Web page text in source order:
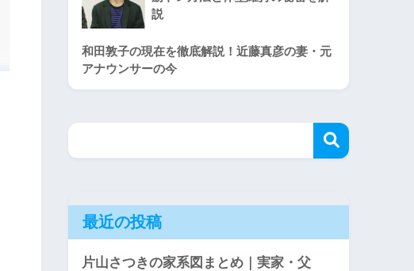
説
和田敦子の現在を徹底解説！近藤真彦の妻・元
アナウンサーの今
最近の投稿
片山さつきの家系図まとめ｜実家・父